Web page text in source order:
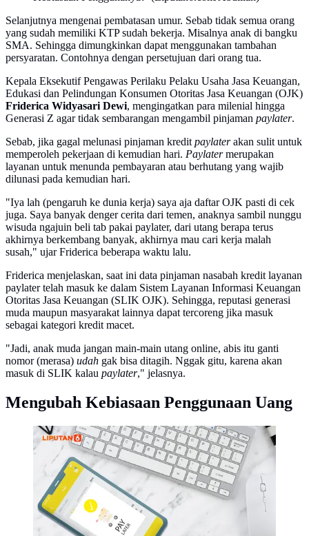
Selanjutnya mengenai pembatasan umur. Sebab tidak semua orang
yang sudah memiliki KTP sudah bekerja. Misalnya anak di bangku
SMA. Sehingga dimungkinkan dapat menggunakan tambahan
persyaratan. Contohnya dengan persetujuan dari orang tua.
Kepala Eksekutif Pengawas Perilaku Pelaku Usaha Jasa Keuangan,
Edukasi dan Pelindungan Konsumen Otoritas Jasa Keuangan (OJK)
Friderica Widyasari Dewi, mengingatkan para milenial hingga
Generasi Z agar tidak sembarangan mengambil pinjaman paylater.
Sebab, jika gagal melunasi pinjaman kredit paylaterakan sulit untuk
memperoleh pekerjaan di kemudian hari. Paylatermerupakan
layanan untuk menunda pembayaran atau berhutang yang wajib
dilunasi pada kemudian hari.
"Iya lah (pengaruh ke dunia kerja) saya aja daftar OJK pasti di cek
juga. Saya banyak denger cerita dari temen, anaknya sambil nunggu
wisuda ngajuin beli tab pakai paylater, dari utang berapa terus
akhirnya berkembang banyak, akhirnya mau cari kerja malah
susah," ujar Friderica beberapa waktu lalu.
Friderica menjelaskan, saat ini data pinjaman nasabah kredit layanan
paylater telah masuk ke dalam Sistem Layanan Informasi Keuangan
Otoritas Jasa Keuangan (SLIK OJK). Sehingga, reputasi generasi
muda maupun masyarakat lainnya dapat tercoreng jika masuk
sebagai kategori kredit macet.
"Jadi, anak muda jangan main-main utang online, abis itu ganti
nomor (merasa) udah gak bisa ditagih. Nggak gitu, karena akan
masuk di SLIK kalau paylater," jelasnya.
Mengubah Kebiasaan Penggunaan Uang